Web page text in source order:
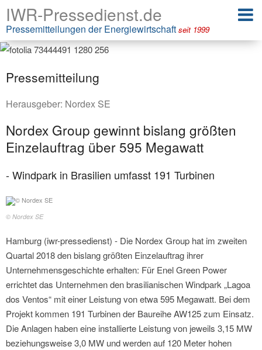
IWR-Pressedienst.de
Pressemitteilungen der Energiewirtschaft seit 1999
Pressemitteilung
Herausgeber: Nordex SE
Nordex Group gewinnt bislang größten
Einzelauftrag über 595 Megawatt
- Windpark in Brasilien umfasst 191 Turbinen
© Nordex SE
Hamburg (iwr-pressedienst) - Die Nordex Group hat im zweiten
Quartal 2018 den bislang größten Einzelauftrag ihrer
Unternehmensgeschichte erhalten: Für Enel Green Power
errichtet das Unternehmen den brasilianischen Windpark „Lagoa
dos Ventos“ mit einer Leistung von etwa 595 Megawatt. Bei dem
Projekt kommen 191 Turbinen der Baureihe AW125 zum Einsatz.
Die Anlagen haben eine installierte Leistung von jeweils 3,15 MW
beziehungsweise 3,0 MW und werden auf 120 Meter hohen